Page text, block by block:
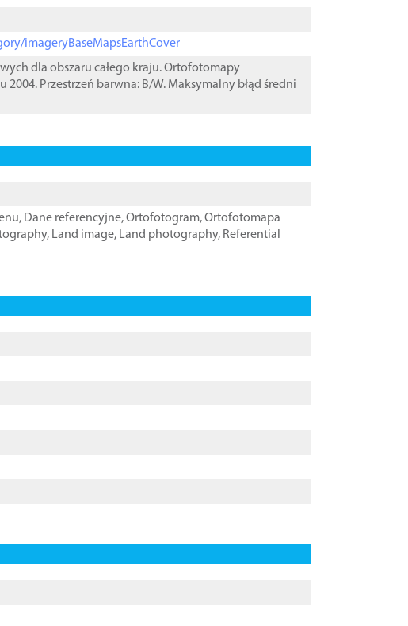
imageryBaseMapsEarthCover
dla obszaru całego kraju. Ortofotomapy
Przestrzeń barwna: B/W. Maksymalny błąd średni
, Dane referencyjne,Ortofotogram,Ortofotomapa
, Land image, Land photography, Referential